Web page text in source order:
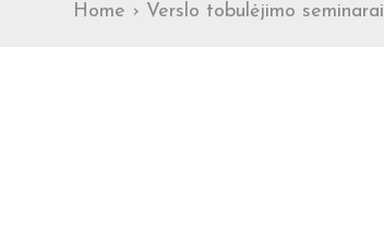
Home › Verslo tobulėjimo seminarai